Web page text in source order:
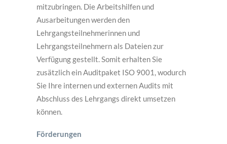
mitzubringen. Die Arbeitshilfen und
Ausarbeitungen werden den
Lehrgangsteilnehmerinnen und
Lehrgangsteilnehmern als Dateien zur
Verfügung gestellt. Somit erhalten Sie
zusätzlich ein Auditpaket ISO 9001, wodurch
Sie Ihre internen und externen Audits mit
Abschluss des Lehrgangs direkt umsetzen
können.
Förderungen